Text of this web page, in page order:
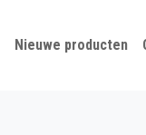
Nieuwe producten